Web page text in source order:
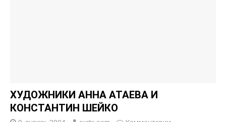
ХУДОЖНИКИ АННА АТАЕВА И
КОНСТАНТИН ШЕЙКО